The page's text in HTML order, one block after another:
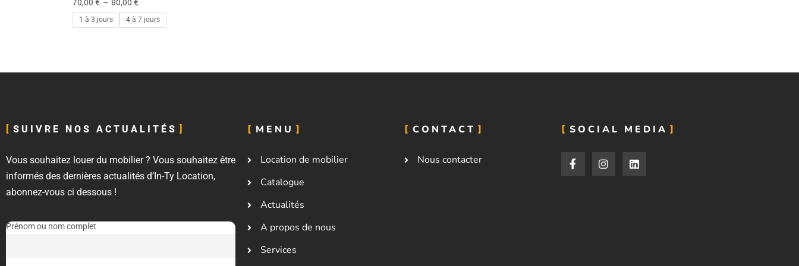
70,00 € – 80,00 €
1 à 3 jours 4 à 7 jours
SUIVRE NOS ACTUALITÉS
Vous souhaitez louer du mobilier ? Vous souhaitez être
informés des dernières actualités d’In-Ty Location,
abonnez-vous ci dessous !
Prénom ou nom complet
MENU
Location de mobilier
Catalogue
Actualités
A propos de nous
Services
CONTACT
Nous contacter
SOCIAL MEDIA